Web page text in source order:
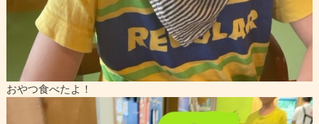
おやつ食べたよ！